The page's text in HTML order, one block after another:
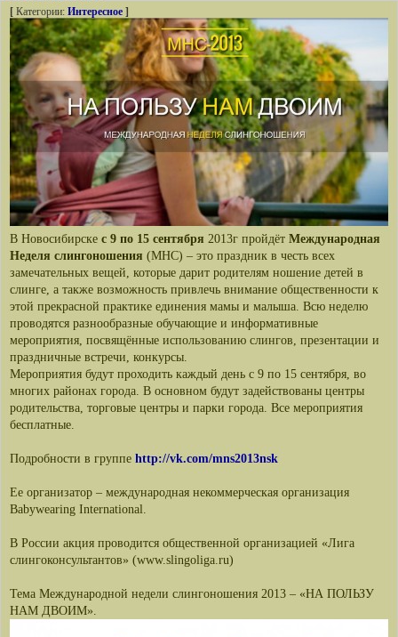
[ Категории: Интересное ]
В Новосибирске с 9 по 15 сентября 2013г пройдёт Международная
Неделя слингоношения (МНС) – это праздник в честь всех
замечательных вещей, которые дарит родителям ношение детей в
слинге, а также возможность привлечь внимание общественности к
этой прекрасной практике единения мамы и малыша. Всю неделю
проводятся разнообразные обучающие и информативные
мероприятия, посвящённые использованию слингов, презентации и
праздничные встречи, конкурсы.
Мероприятия будут проходить каждый день с 9 по 15 сентября, во
многих районах города. В основном будут задействованы центры
родительства, торговые центры и парки города. Все мероприятия
бесплатные.
Подробности в группе http://vk.com/mns2013nsk
Ее организатор – международная некоммерческая организация
Babywearing International.
В России акция проводится общественной организацией «Лига
слингоконсультантов» (www.slingoliga.ru)
Тема Международной недели слингоношения 2013 – «НА ПОЛЬЗУ
НАМ ДВОИМ».